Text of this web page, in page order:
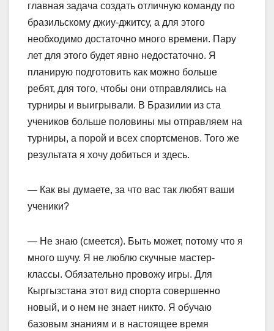
главная задача создать отличную команду по
бразильскому джиу-джитсу, а для этого
необходимо достаточно много времени. Пару
лет для этого будет явно недостаточно. Я
планирую подготовить как можно больше
ребят, для того, чтобы они отправлялись на
турниры и выигрывали. В Бразилии из ста
учеников больше половины мы отправляем на
турниры, а порой и всех спортсменов. Того же
результата я хочу добиться и здесь.
— Как вы думаете, за что вас так любят ваши
ученики?
— Не знаю (смеется). Быть может, потому что я
много шучу. Я не люблю скучные мастер-
классы. Обязательно провожу игры. Для
Кыргызстана этот вид спорта совершенно
новый, и о нем не знает никто. Я обучаю
базовым знаниям и в настоящее время